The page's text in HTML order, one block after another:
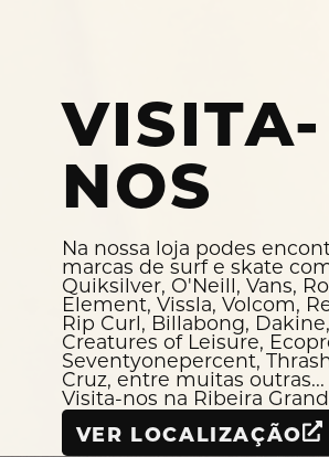
VISITA-
NOS
Na nossa loja podes
marcas de surf e skate
Quiksilver, O'Neill, Vans,
Element, Vissla, Volcom,
Rip Curl, Billabong, Dakine,
Creatures of Leisure,
Seventyonepercent,
Cruz, entre muitas outras...
Visita-nos na Ribeira
VER LOCALIZAÇÃO